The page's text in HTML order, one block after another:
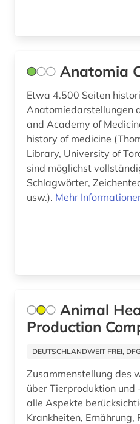
eth zürich (1)
europäische union (2)
evaluation (1)
evidenz (2)
fallgruppenpflege (1)
fallpauschale (1)
fda (1)
fertigarzneimittel (1)
Anatomia
Etwa 4.500 Seiten
Anatomiedarstellungen
and Academy of
history of medicine
Library, University of
sind möglichst
Schlagwörter,
usw.). Mehr
Animal
Production
DEUTSCHLANDWEIT FREI,
Zusammenstellung des
über Tierproduktion und
alle Aspekte
Krankheiten, Ernährung,